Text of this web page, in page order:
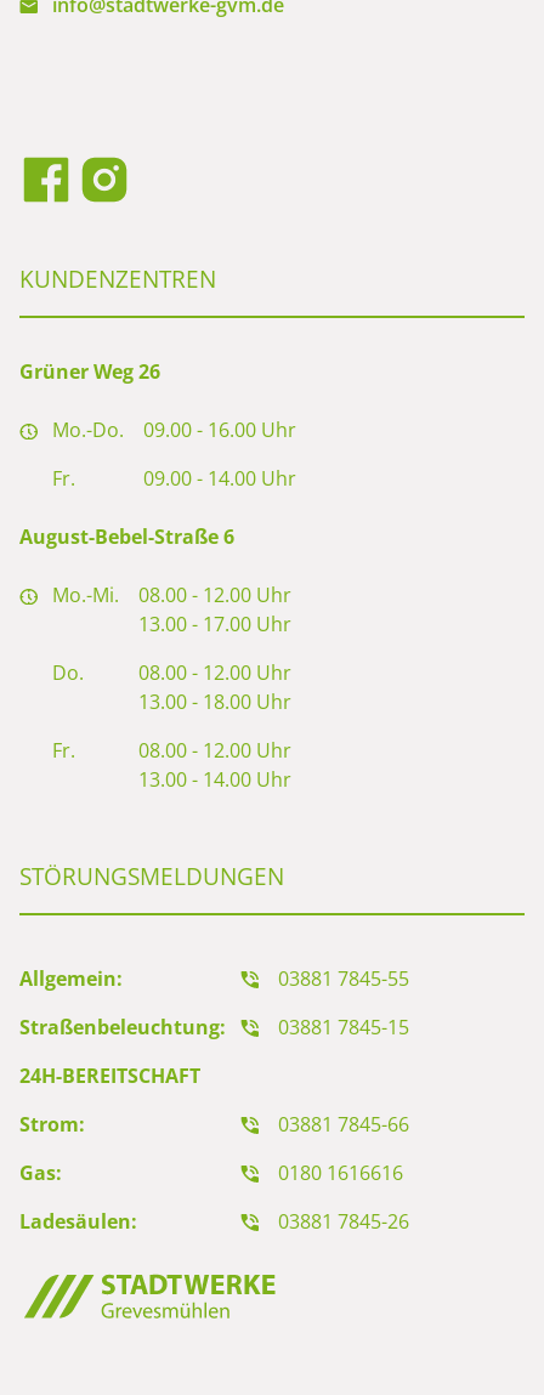
KUNDENZENTREN
Grüner Weg 26
Mo.-Do. 09.00 - 16.00 Uhr
Fr.
09.00 - 14.00 Uhr
August-Bebel-Straße 6
Mo.-Mi. 08.00 - 12.00 Uhr
13.00 - 17.00 Uhr
Do.
08.00 - 12.00 Uhr
13.00 - 18.00 Uhr
Fr.
08.00 - 12.00 Uhr
13.00 - 14.00 Uhr
STÖRUNGSMELDUNGEN
Allgemein:
03881 7845-55
Straßenbeleuchtung:
03881 7845-15
24H-BEREITSCHAFT
Strom:
03881 7845-66
Gas:
0180 1616616
Ladesäulen:
03881 7845-26